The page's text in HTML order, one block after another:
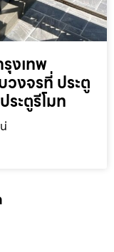
งเทพ
วงจรที่ ประตู
ระตูรีโมท